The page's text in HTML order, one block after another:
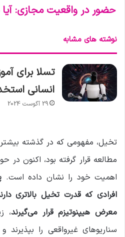
حضور در واقعیت مجازی:
نوشته های مشابه
تسلا برای
انسانی
29 آگوست 2024
تخیل، مفهومی که در گذشته بیشتر
اهمیت خود را نشان داده است.
افرادی که قدرت تخیل بالاتری
معرض هیپنوتیزم قرار می‌گیرند،
سناریوهای غیرواقعی را